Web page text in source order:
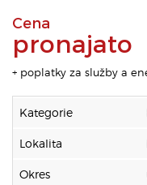
Cena
pronajato
+ poplatky za služby a
Kategorie
Lokalita
Okres